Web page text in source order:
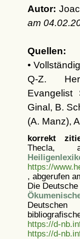
Autor:
am
Quellen:
•
Q-Z.
Ginal, B.
(A. Manz),
korrekt
https://
, abgerufen
Die
Deutschen
https://d-
https://d-